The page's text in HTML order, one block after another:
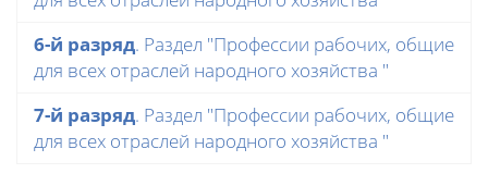
6-й разряд. Раздел "Профессии рабочих, общие
для всех отраслей народного хозяйства "
7-й разряд. Раздел "Профессии рабочих, общие
для всех отраслей народного хозяйства "